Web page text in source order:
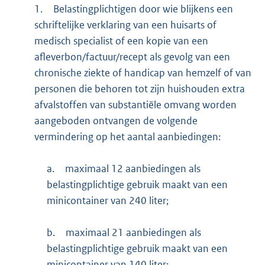
1.
Belastingplichtigen door wie blijkens een
schriftelijke verklaring van een huisarts of
medisch specialist of een kopie van een
afleverbon/factuur/recept als gevolg van een
chronische ziekte of handicap van hemzelf of van
personen die behoren tot zijn huishouden extra
afvalstoffen van substantiële omvang worden
aangeboden ontvangen de volgende
vermindering op het aantal aanbiedingen:
a.
maximaal 12 aanbiedingen als
belastingplichtige gebruik maakt van een
minicontainer van 240 liter;
b.
maximaal 21 aanbiedingen als
belastingplichtige gebruik maakt van een